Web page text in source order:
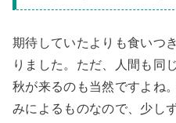
期待していたよりも食いつ
りました。ただ、人間も同
秋が来るのも当然ですよね
みによるものなので、少し